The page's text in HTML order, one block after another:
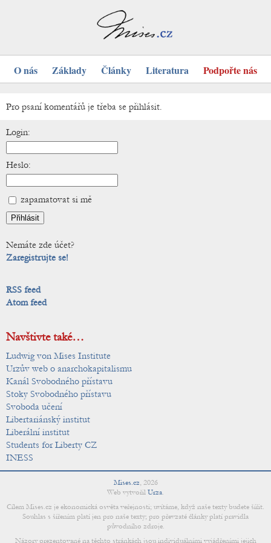
O nás Základy Články Literatura Podpořte nás
Pro psaní komentářů je třeba se přihlásit.
Login:
Heslo:
zapamatovat si mě
Nemáte zde účet?
Zaregistrujte se!
RSS feed
Atom feed
Navštivte také…
Ludwig von Mises Institute
Urzův web o anarchokapitalismu
Kanál Svobodného přístavu
Stoky Svobodného přístavu
Svoboda učení
Libertariánský institut
Liberální institut
Students for Liberty CZ
INESS
Mises.cz, 2026
Web vytvořil Urza.
Cílem Mises.cz je ekonomická osvěta veřejnosti; uvítáme, když naše texty budete šířit.
Souhlas s šířením platí jen pro naše texty; pro převzaté články platí pravidla
původního zdroje.
Názory prezentované na těchto stránkách jsou individuálními vyjádřeními jejich